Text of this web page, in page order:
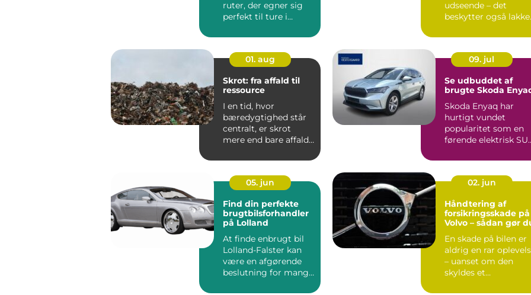
ruter, der egner sig
perfekt til ture i
udseende – det
beskytter også
01. aug
Skrot: fra affald til
ressource
I en tid, hvor
bæredygtighed står
centralt, er skrot
mere end bare affald.
09. jul
Se udbuddet af
brugte Skoda
Skoda Enyaq har
hurtigt vundet
popularitet som en
førende elektrisk
avanc...
05. jun
Find din perfekte
brugtbilsforhandler
på Lolland
At finde enbrugt bil
Lolland-Falster kan
være en afgørende
beslutning for mange
02. jun
Håndtering af
forsikringsskade på
Volvo – sådan gør
En skade på bilen er
aldrig en rar
– uanset om den
skyldes et